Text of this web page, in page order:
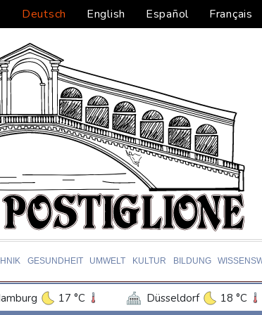
Deutsch English Español Français
GESUNDHEIT UMWELT KULTUR BILDUNG
17 °C Düsseldorf
18 °C